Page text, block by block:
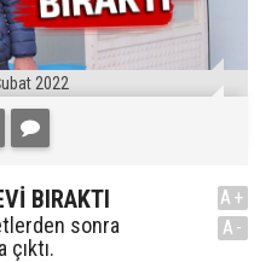
2022
BIRAKTI
sonra
A+
A-